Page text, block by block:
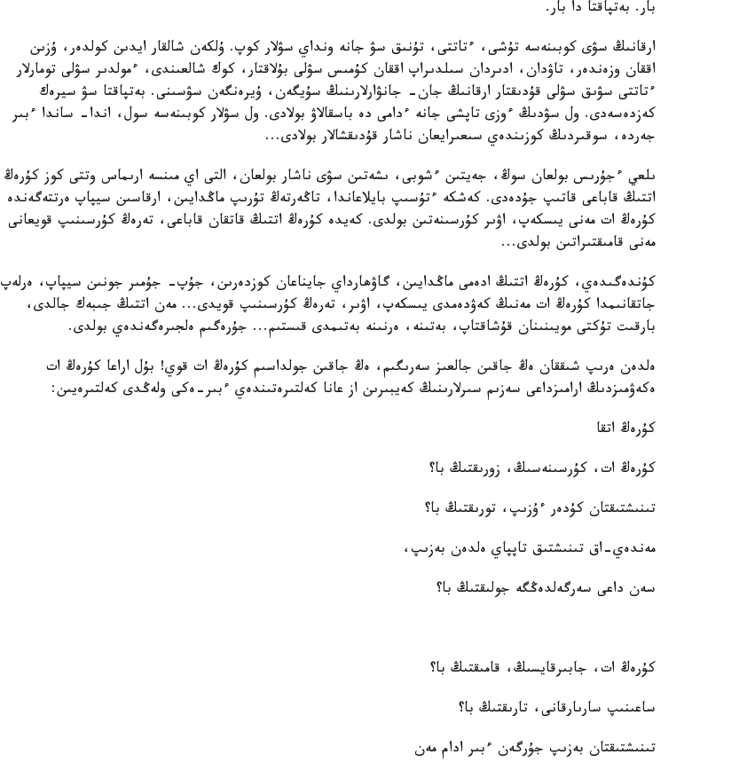
بار. بەتپاقتا دا بار.
ارقانىڭ سۋى كوبىنەسە تۇشى، ءتاتتى، تۇنىق سۋ جانە ونداي سۋلار كوپ. ۇلكەن شالقار ايدىن كولدەر، ۇزىن
اققان وزەندەر، تاۋدان، ادىردان سىلدىراپ اققان كۇمىس سۋلى بۇلاقتار، كوك شالعىندى، ءمولدىر سۋلى تومارلار
ءتاتتى سۋىق سۋلى قۇدىقتار ارقانىڭ جان- جانۋارلارىنىڭ سۇيگەن، ۇيرەنگەن سۋسىنى. بەتپاقتا سۋ سيرەك
كەزدەسەدى. ول سۋدىڭ ءوزى تاپشى جانە ءدامى دە باسقالاۋ بولادى. ول سۋلار كوبىنەسە سول، اندا- ساندا ءبىر
جەردە، سوقىردىڭ كوزىندەي سىعىرايعان ناشار قۇدىقشالار بولادى...
ىلعي ءجۇرىس بولعان سوڭ، جەيتىن ءشوبى، ىشەتىن سۋى ناشار بولعان، التى اي مىنسە ارىماس وتتى كوز كۇرەڭ
اتتىڭ قاباعى قاتىپ جۇدەدى. كەشكە ءتۇسىپ بايلاعاندا، تاڭەرتەڭ تۇرىپ ماڭدايىن، ارقاسىن سيپاپ ەرتتەگەندە
كۇرەڭ ات مەنى يىسكەپ، اۋىر كۇرسىنەتىن بولدى. كەيدە كۇرەڭ اتتىڭ قاتقان قاباعى، تەرەڭ كۇرسىنىپ قويعانى
مەنى قامىقتىراتىن بولدى...
كۇندەگىدەي، كۇرەڭ اتتىڭ ادەمى ماڭدايىن، گاۋھارداي جايناعان كوزدەرىن، جۇپ- جۇمىر جونىن سيپاپ، ەرلەپ
جاتقانىمدا كۇرەڭ ات مەنىڭ كەۋدەمدى يىسكەپ، اۋىر، تەرەڭ كۇرسىنىپ قويدى... مەن اتتىڭ جىبەك جالدى،
بارقىت تۇكتى مويىنىنان قۇشاقتاپ، بەتىنە، ەرنىنە بەتىمدى قىستىم... جۇرەگىم ەلجىرەگەندەي بولدى.
ەلدەن ەرىپ شىققان ەڭ جاقىن جالعىز سەرىگىم، ەڭ جاقىن جولداسىم كۇرەڭ ات قوي! بۇل اراعا كۇرەڭ ات
ەكەۋمىزدىڭ ارامىزداعى سەزىم سىرلارىنىڭ كەيبىرىن از عانا كەلتىرەتىندەي ءبىر-ەكى ولەڭدى كەلتىرەيىن:
كۇرەڭ اتقا
كۇرەڭ ات، كۇرسىنەسىڭ، زورىقتىڭ با؟
تىنىشتىقتان كۇدەر ءۇزىپ، تورىقتىڭ با؟
مەندەي-اق تىنىشتىق تاپپاي ەلدەن بەزىپ،
سەن داعى سەرگەلدەڭگە جولىقتىڭ با؟
كۇرەڭ ات، جابىرقايسىڭ، قامىقتىڭ با؟
ساعىنىپ سارىارقانى، تارىقتىڭ با؟
تىنىشتىقتان بەزىپ جۇرگەن ءبىر ادام مەن